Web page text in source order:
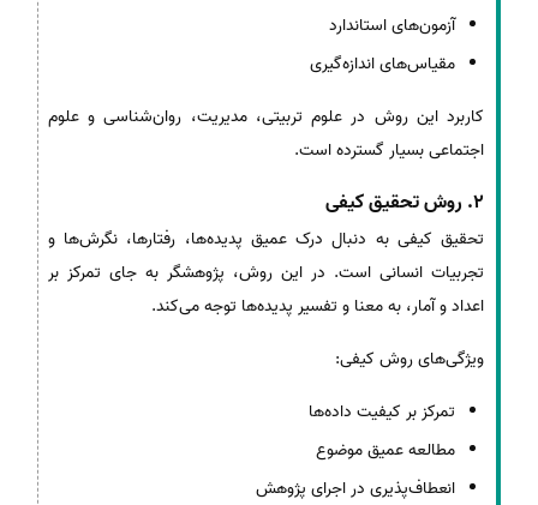
آزمون‌های استاندارد
مقیاس‌های اندازه‌گیری
کاربرد این روش در علوم تربیتی، مدیریت، روان‌شناسی و علوم
اجتماعی بسیار گسترده است.
2. روش تحقیق کیفی
تحقیق کیفی به دنبال درک عمیق پدیده‌ها، رفتارها، نگرش‌ها و
تجربیات انسانی است. در این روش، پژوهشگر به جای تمرکز بر
اعداد و آمار، به معنا و تفسیر پدیده‌ها توجه می‌کند.
ویژگی‌های روش کیفی:
تمرکز بر کیفیت داده‌ها
مطالعه عمیق موضوع
انعطاف‌پذیری در اجرای پژوهش